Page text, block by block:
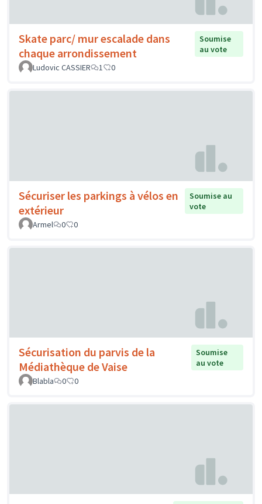
Skate parc/ mur escalade dans
chaque arrondissement
Soumise
au vote
Ludovic CASSIER
1 0
Sécuriser les parkings à vélos en
extérieur
Soumise au
vote
Armel
0 0
Sécurisation du parvis de la
Médiathèque de Vaise
Soumise
au vote
Blabla
0 0